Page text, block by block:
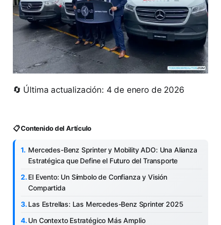
🔄 Última actualización: 4 de enero de 2026
📋 Contenido del Artículo
Mercedes-Benz Sprinter y Mobility ADO: Una Alianza
Estratégica que Define el Futuro del Transporte
El Evento: Un Símbolo de Confianza y Visión
Compartida
Las Estrellas: Las Mercedes-Benz Sprinter 2025
Un Contexto Estratégico Más Amplio